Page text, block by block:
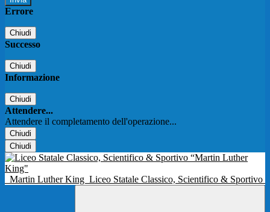
Errore
Chiudi
Successo
Chiudi
Informazione
Chiudi
Attendere...
Attendere il completamento dell'operazione...
Chiudi
Chiudi
Martin Luther King Liceo Statale Classico, Scientifico & Sportivo